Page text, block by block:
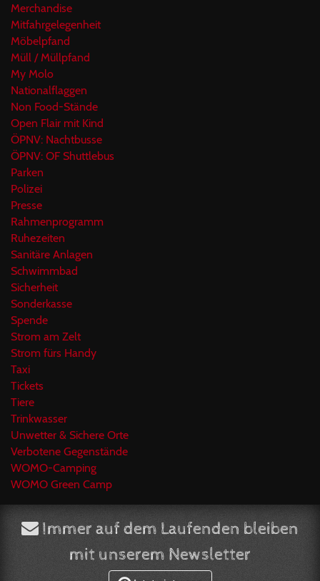
Merchandise
Mitfahrgelegenheit
Möbelpfand
Müll / Müllpfand
My Molo
Nationalflaggen
Non Food-Stände
Open Flair mit Kind
ÖPNV: Nachtbusse
ÖPNV: OF Shuttlebus
Parken
Polizei
Presse
Rahmenprogramm
Ruhezeiten
Sanitäre Anlagen
Schwimmbad
Sicherheit
Sonderkasse
Spende
Strom am Zelt
Strom fürs Handy
Taxi
Tickets
Tiere
Trinkwasser
Unwetter & Sichere Orte
Verbotene Gegenstände
WOMO-Camping
WOMO Green Camp
Immer auf dem Laufenden bleiben
mit unserem Newsletter